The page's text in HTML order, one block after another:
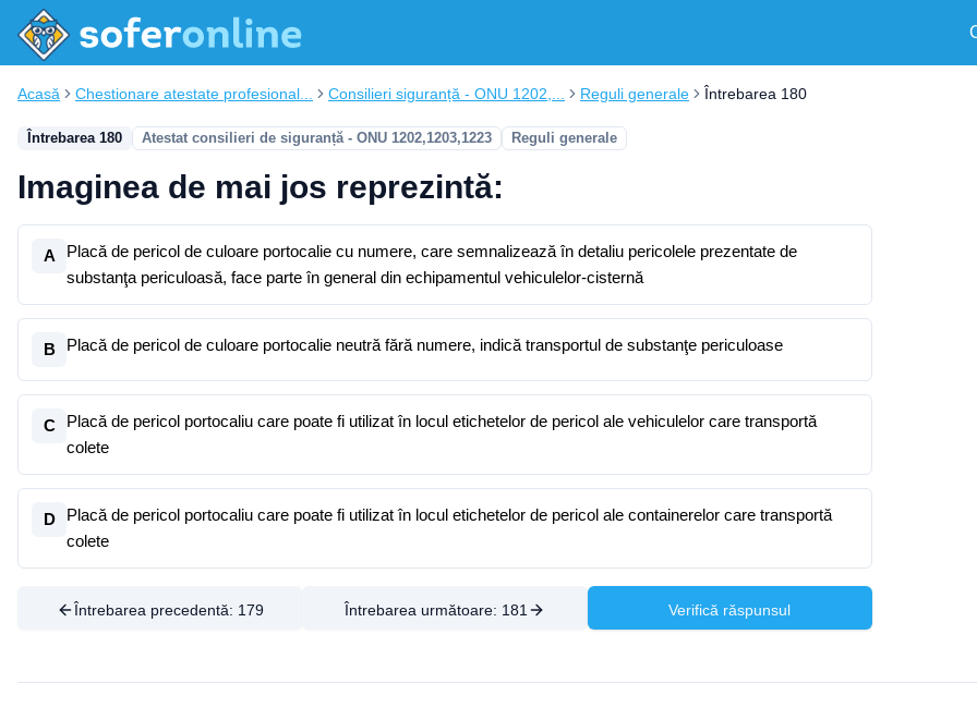
Acasă Chestionare atestate profesional... Consilieri siguranță - ONU 1202,... Reguli generale Întrebarea 180
Întrebarea 180 Atestat consilieri de siguranță - ONU 1202,1203,1223 Reguli generale
Imaginea de mai jos reprezintă:
A
Placă de pericol de culoare portocalie cu numere, care semnalizează în detaliu pericolele prezentate de
substanţa periculoasă, face parte în general din echipamentul vehiculelor-cisternă
B Placă de pericol de culoare portocalie neutră fără numere, indică transportul de substanţe periculoase
C
Placă de pericol portocaliu care poate fi utilizat în locul etichetelor de pericol ale vehiculelor care transportă
colete
D
Placă de pericol portocaliu care poate fi utilizat în locul etichetelor de pericol ale containerelor care transportă
colete
Întrebarea precedentă: 179 Întrebarea următoare: 181 Verifică răspunsul